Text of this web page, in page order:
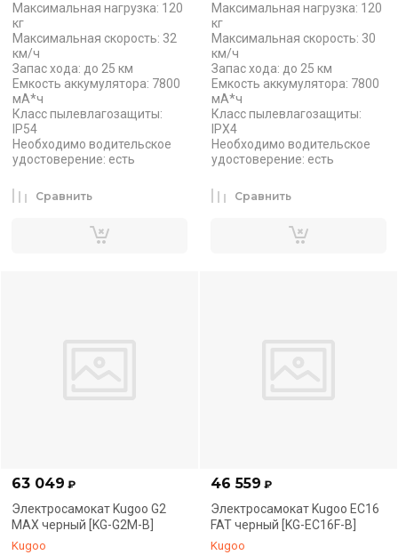
Максимальная нагрузка: 120
кг
Максимальная скорость: 32
км/ч
Запас хода: до 25 км
Емкость аккумулятора: 7800
мА*ч
Класс пылевлагозащиты:
IP54
Необходимо водительское
удостоверение: есть
Сравнить
Максимальная нагрузка: 120
кг
Максимальная скорость: 30
км/ч
Запас хода: до 25 км
Емкость аккумулятора: 7800
мА*ч
Класс пылевлагозащиты:
IPX4
Необходимо водительское
удостоверение: есть
Сравнить
63 049 ₽
Электросамокат Kugoo G2
MAX черный [KG-G2M-B]
Kugoo
46 559 ₽
Электросамокат Kugoo EC16
FAT черный [KG-EC16F-B]
Kugoo